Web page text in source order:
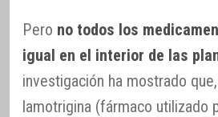
Pero no todos los
igual en el interior de las
investigación ha mostrado
lamotrigina (fármaco utilizado